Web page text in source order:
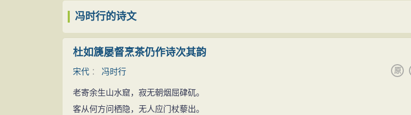
甚至就在乡野开办学堂，给孩子上课，教大人识字，一扫初到万州时的死气沉沉，换来一片清
的生机勃勃。
有一次夏稻收割之后，乡绅们给冯时行送来两担新米，让他尝尝新鲜，冯时行无法推脱，
收下稻米，但坚持以市价折成钱物抵米；有人给他送鱼也是如此，甚至还挽留送鱼人一起吃
弄得这些“送礼之人”不敢再讨“无趣”，也就断了这种
时，少有拖沓，渐渐地，官仓中余粮增多，府库中钱财增加，这就让转运判官李炯垂涎不已。
军强行提取，时行坚决反对，被提刑何麒弹劾，罢官削职，除名《大宋状元录》，辗转流离万
绍兴十四年底由万州回到 家乡 乐碛，气愤之下，将原籍“乐碛”改为“落碛”（今洛碛得名缘由
行才又复起知蓬州（今四川蓬安县）。绍兴二十八年（1158）冬，又荐知黎州（今四川汉源
三十一年（1161），金人背盟，冯时行被高宗再次召见，上《请易田师中用张浚、刘绮疏》，
说：“自古未有人主退而能使天下进，人主怯而能使天下勇，今之形势，愿陛下舍一己之好恶，
冯时行的诗文
杜如篪屡督烹茶仍作诗次其韵
宋代 ： 冯时行 原
老寄余生山水窟，寂无朝烟屈硉矹。
客从何方问栖隐，无人应门杖藜出。